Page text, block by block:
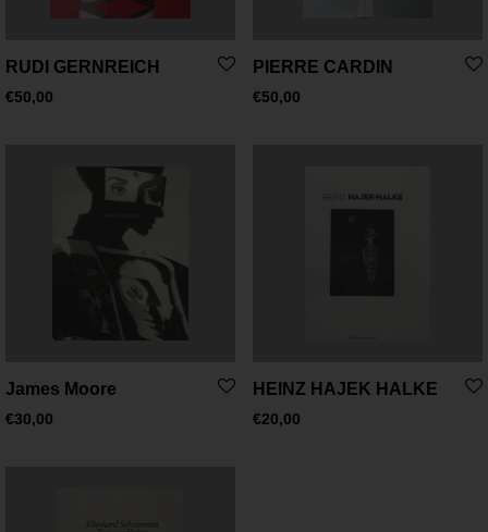
RUDI GERNREICH
€50,00
PIERRE CARDIN
€50,00
James Moore
€30,00
HEINZ HAJEK HALKE
€20,00